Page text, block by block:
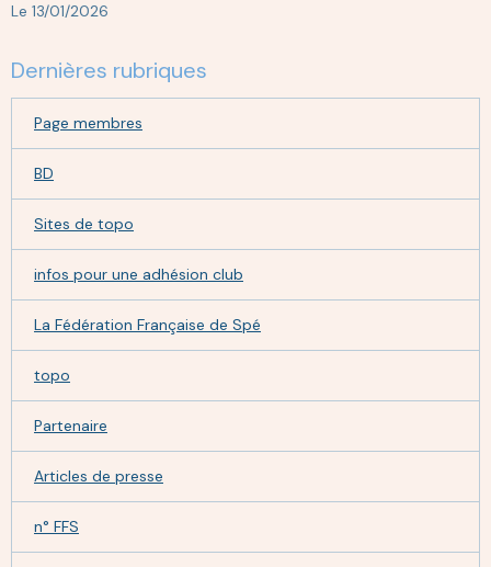
Le 13/01/2026
Dernières rubriques
Page membres
BD
Sites de topo
infos pour une adhésion club
La Fédération Française de Spé
topo
Partenaire
Articles de presse
n° FFS